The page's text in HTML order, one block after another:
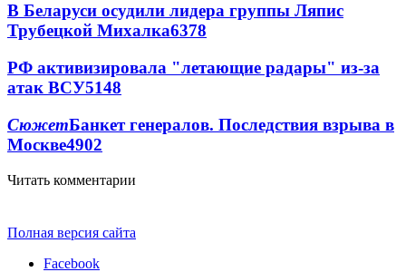
В Беларуси осудили лидера группы Ляпис
Трубецкой Михалка6378
РФ активизировала "летающие радары" из-за
атак ВСУ5148
СюжетБанкет генералов. Последствия взрыва в
Москве4902
Читать комментарии
Полная версия сайта
Facebook